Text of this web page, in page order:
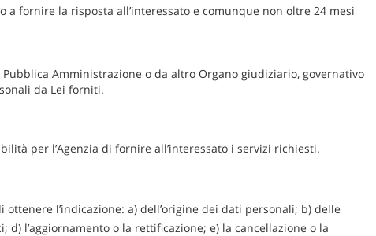
fornire la risposta all’interessato e comunque non oltre 24 mesi
Amministrazione o da altro Organo giudiziario, governativo
da Lei forniti.
per l’Agenzia di fornire all’interessato i servizi richiesti.
l’indicazione: a) dell’origine dei dati personali; b) delle
l’aggiornamento o la rettificazione; e) la cancellazione o la